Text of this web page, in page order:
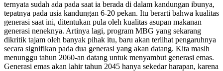
ternyata sudah ada pada saat ia berada di dalam kandungan ibunya,
tepatnya pada usia kandungan 6-20 pekan. Itu berarti bahwa kualitas
generasi saat ini, ditentukan pula oleh kualitas asupan makanan
generasi neneknya. Artinya lagi, program MBG yang sekarang
dikritik tajam oleh banyak pihak itu, baru akan terlihat pengaruhnya
secara signifikan pada dua generasi yang akan datang. Kita masih
menunggu tahun 2060-an datang untuk menyambut generasi emas.
Generasi emas akan lahir tahun 2045 hanya sekedar harapan, karena